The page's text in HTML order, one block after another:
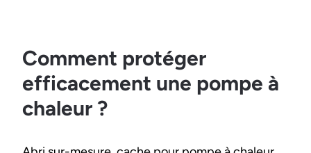
Comment protéger
efficacement une pompe à
chaleur ?